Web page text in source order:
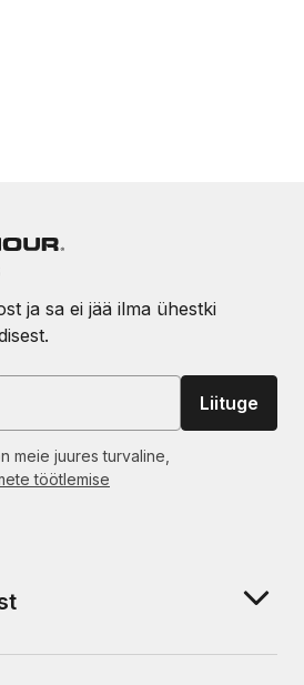
ja sa ei jää ilma ühestki
Liituge
meie juures turvaline,
töötlemise